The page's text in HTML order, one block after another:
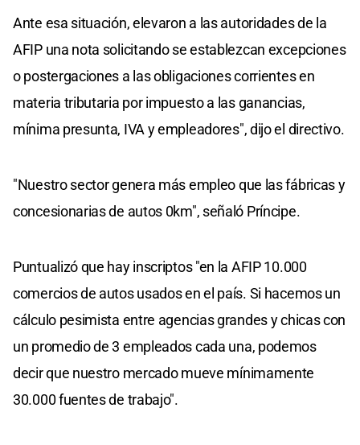
Ante esa situación, elevaron a las autoridades de la
AFIP una nota solicitando se establezcan excepciones
o postergaciones a las obligaciones corrientes en
materia tributaria por impuesto a las ganancias,
mínima presunta, IVA y empleadores", dijo el directivo.
"Nuestro sector genera más empleo que las fábricas y
concesionarias de autos 0km", señaló Príncipe.
Puntualizó que hay inscriptos "en la AFIP 10.000
comercios de autos usados en el país. Si hacemos un
cálculo pesimista entre agencias grandes y chicas con
un promedio de 3 empleados cada una, podemos
decir que nuestro mercado mueve mínimamente
30.000 fuentes de trabajo".